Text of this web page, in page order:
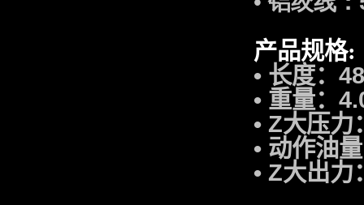
产品规格:
• 长度：
• 重量：
• Z大压力
• 动作油
• Z大出力